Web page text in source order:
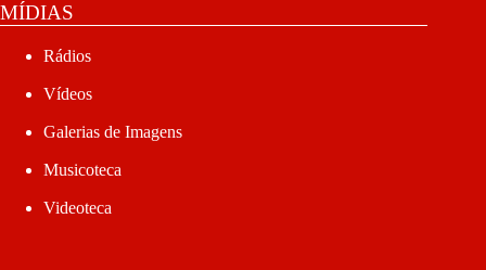
MÍDIAS
Rádios
Vídeos
Galerias de Imagens
Musicoteca
Videoteca